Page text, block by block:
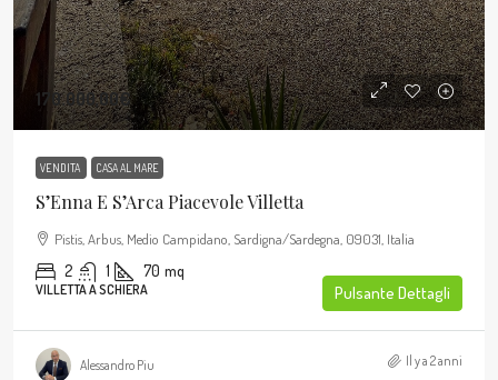
170.000,00€
VENDITA CASA AL MARE
S’Enna E S’Arca Piacevole Villetta
Pistis, Arbus, Medio Campidano, Sardigna/Sardegna, 09031, Italia
2 1 70 mq
VILLETTA A SCHIERA Pulsante Dettagli
Alessandro Piu Il y a 2 anni